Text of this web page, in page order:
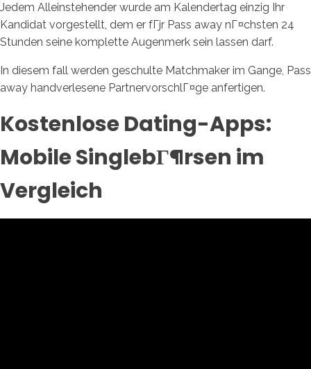
Jedem Alleinstehender wurde am Kalendertag einzig Ihr
Kandidat vorgestellt, dem er fГјr Pass away nГ¤chsten 24
Stunden seine komplette Augenmerk sein lassen darf.
In diesem fall werden geschulte Matchmaker im Gange, Pass
away handverlesene PartnervorschlГ¤ge anfertigen.
Kostenlose Dating-Apps:
Mobile SinglebГ¶rsen im
Vergleich